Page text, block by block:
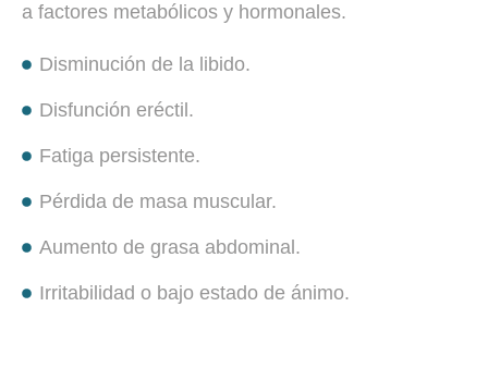
a factores metabólicos y hormonales.
Disminución de la libido.
Disfunción eréctil.
Fatiga persistente.
Pérdida de masa muscular.
Aumento de grasa abdominal.
Irritabilidad o bajo estado de ánimo.